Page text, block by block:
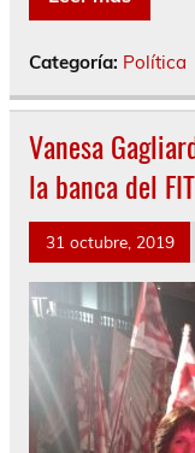
Categoría: Política
Vanesa
la banca del
31 octubre, 2019